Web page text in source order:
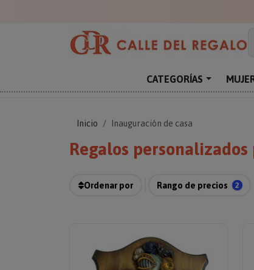
CATEGORÍAS
Inicio Inauguración de casa
Regalos
Ordenar por Rango de precios 2